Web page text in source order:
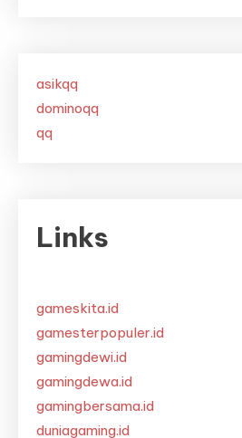
asikqq
dominoqq
qq
Links
gameskita.id
gamesterpopuler.id
gamingdewi.id
gamingdewa.id
gamingbersama.id
duniagaming.id